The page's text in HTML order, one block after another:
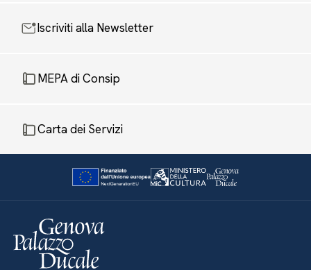
Iscriviti alla Newsletter
MEPA di Consip
Carta dei Servizi